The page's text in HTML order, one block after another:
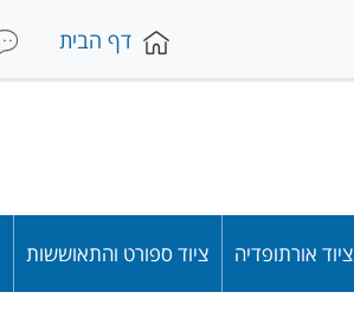
דף הבית
ציוד אורתופדיה ציוד ספורט והתאוששות